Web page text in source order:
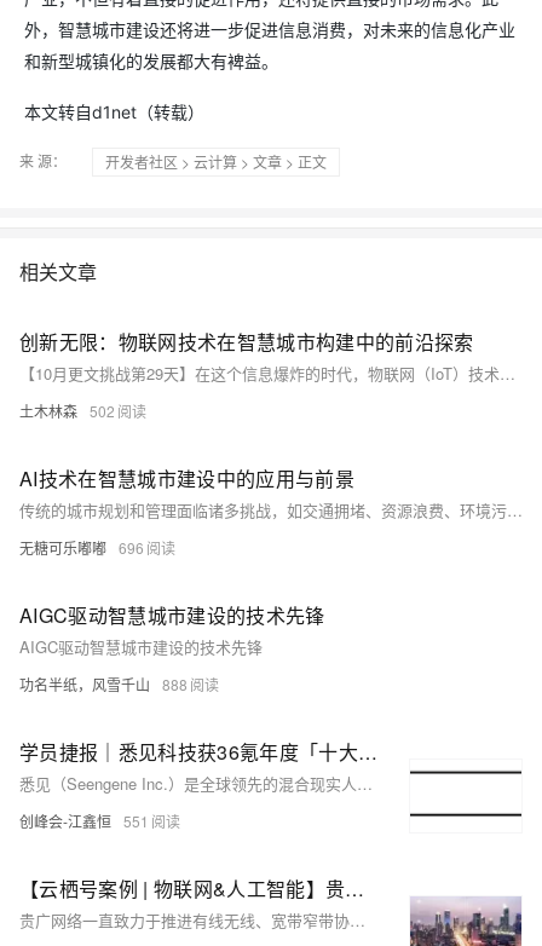
外，智慧城市建设还将进一步促进信息消费，对未来的信息化产业
和新型城镇化的发展都大有裨益。
本文转自d1net（转载）
来 源： 开发者社区 > 云计算 > 文章 > 正文
相关文章
创新无限：物联网技术在智慧城市构建中的前沿探索
【10月更文挑战第29天】在这个信息爆炸的时代，物联网（IoT）技术正重塑我们对城市的认知。智慧城市已从科幻走向现实，物联网通过连接各种设备和传感器，收集、分析数据，提升城市运行效率和居民生活质量。从智慧城管、智能交通、智慧水务到智能电网，物联网的应用正逐步实现城市的智能化、互联化和可持续发展。
土木林森 502
AI技术在智慧城市建设中的应用与前景
传统的城市规划和管理面临诸多挑战，如交通拥堵、资源浪费、环境污染等。随着人工智能技术的发展，其在智慧城市建设中的应用成为解决这些问题的关键。本文将探讨AI技术在智慧城市建设中的应用现状与前景，从智能交通管理、智能能源利用、智慧环境监测等方面进行分析，展望AI技术为智慧城市带来的巨大潜力与发展方向。
无糖可乐嘟嘟 696
AIGC驱动智慧城市建设的技术先锋
AIGC驱动智慧城市建设的技术先锋
功名半纸，风雪千山 888
学员捷报｜悉见科技获36氪年度「十大最具行业创新实力企业」与「新智慧城市新势力」
悉见（Seengene Inc.）是全球领先的混合现实人工智能公司，MR空间高精地图与数字孪生空间信息引擎引领者。
创峰会-江鑫恒 551
【云栖号案例 | 物联网&人工智能】贵广网络跨界转型 实现智慧城市的平台创新
贵广网络一直致力于推进有线无线、宽带窄带协同融合覆盖，将物联网平台进行迭代升级，开始实现跨界突破，通过转型升级服务政府，搭建智慧城市服务平台。